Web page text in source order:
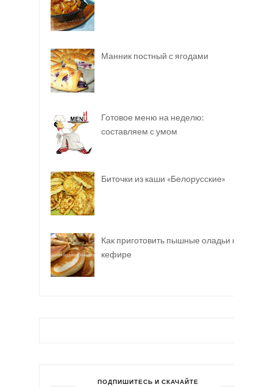
Манник постный с ягодами
Готовое меню на неделю:
составляем с умом
Биточки из каши «Белорусские»
Как приготовить пышные оладьи на
кефире
ПОДПИШИТЕСЬ И СКАЧАЙТЕ